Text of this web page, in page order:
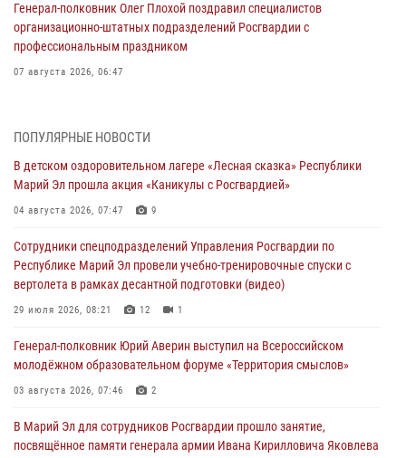
Генерал-полковник Олег Плохой поздравил специалистов
организационно-штатных подразделений Росгвардии с
профессиональным праздником
07 августа 2026, 06:47
Всероссийском семинаре в Нижнем Новгороде (видео)
07 августа 2026, 06:25 8 1
Команда «Росгвардия» принимает участие в военно-спортивном
07 августа 2026, 05:43 10
Представитель вневедомственной охраны Управления Росгвардии
по Республике Марий Эл принял участие в учебно-методическом
06 августа 2026, 09:37 10
В Марий Эл сотрудники ЛРР Росгвардии за прошедший месяц
06 августа 2026, 08:00
ПОПУЛЯРНЫЕ НОВОСТИ
В детском оздоровительном лагере «Лесная сказка» Республики
Марий Эл прошла акция «Каникулы с Росгвардией»
04 августа 2026, 07:47 9
Сотрудники спецподразделений Управления Росгвардии по
Республике Марий Эл провели учебно-тренировочные спуски с
вертолета в рамках десантной подготовки (видео)
29 июля 2026, 08:21 12 1
Генерал-полковник Юрий Аверин выступил на Всероссийском
молодёжном образовательном форуме «Территория смыслов»
03 августа 2026, 07:46 2
В Марий Эл для сотрудников Росгвардии прошло занятие,
посвящённое памяти генерала армии Ивана Кирилловича Яковлева